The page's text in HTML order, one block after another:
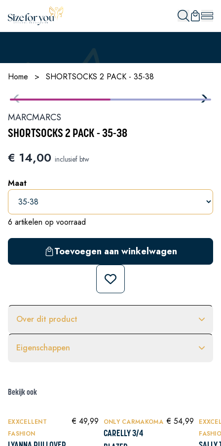
Home > SHORTSOCKS 2 PACK - 35-38
MARCMARCS
SHORTSOCKS 2 PACK - 35-38
€ 14,00 inclusief btw
Maat
6 artikelen op voorraad
Toevoegen aan winkelwagen
Over dit product
Eigenschappen
Kleur
Maat
35-38
Bekijk ook
In winkelwagen
EXXCELLENT
FASHION
€ 49,99 In winkelwagen
ONLY CARMAKOMA
CARELLY 3/4
€ 54,99